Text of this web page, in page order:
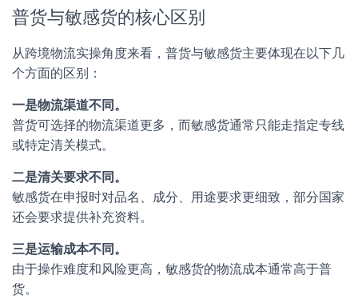
普货与敏感货的核心区别
从跨境物流实操角度来看，普货与敏感货主要体现在以下几
个方面的区别：
一是物流渠道不同。
普货可选择的物流渠道更多，而敏感货通常只能走指定专线
或特定清关模式。
二是清关要求不同。
敏感货在申报时对品名、成分、用途要求更细致，部分国家
还会要求提供补充资料。
三是运输成本不同。
由于操作难度和风险更高，敏感货的物流成本通常高于普
货。